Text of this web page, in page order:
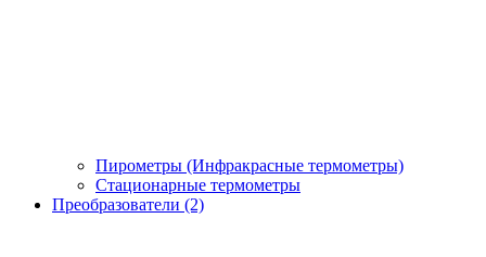
Пирометры (Инфракрасные термометры)
Стационарные термометры
Преобразователи (2)